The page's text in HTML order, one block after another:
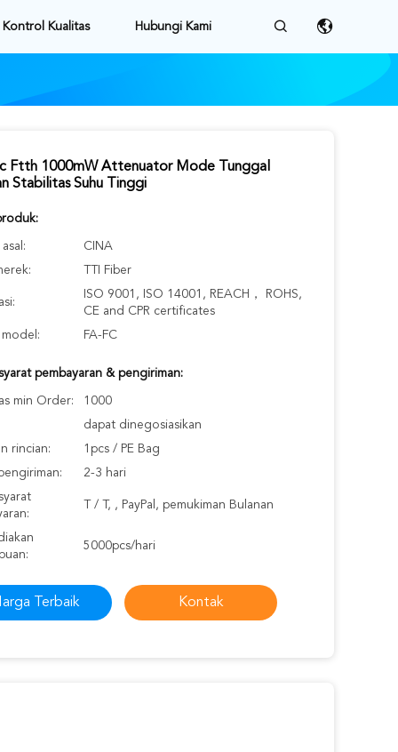
Kontrol Kualitas Hubungi Kami
Ftth 1000mW Attenuator Mode Tunggal
Stabilitas Suhu Tinggi
CINA
TTI Fiber
ISO 9001, ISO 14001, REACH， ROHS,
CE and CPR certificates
FA-FC
pembayaran & pengiriman:
min Order:
1000
dapat dinegosiasikan
rincian:
1pcs / PE Bag
2-3 hari
T / T, , PayPal, pemukiman Bulanan
5000pcs/hari
Terbaik Kontak